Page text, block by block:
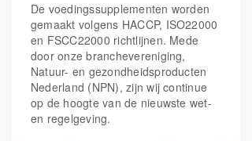
De voedingssupplementen worden
gemaakt volgens HACCP, ISO22000
en FSCC22000 richtlijnen. Mede
door onze branchevereniging,
Natuur- en gezondheidsproducten
Nederland (NPN), zijn wij continue
op de hoogte van de nieuwste wet-
en regelgeving.